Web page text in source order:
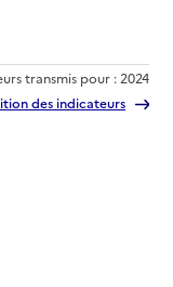
transmis pour : 2024
des indicateurs